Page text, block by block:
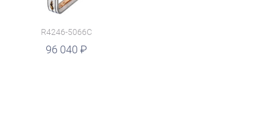
R4246-5066C
96 040